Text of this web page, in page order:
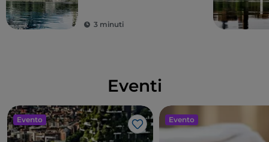
3 minuti
Eventi
Evento
Like
Evento